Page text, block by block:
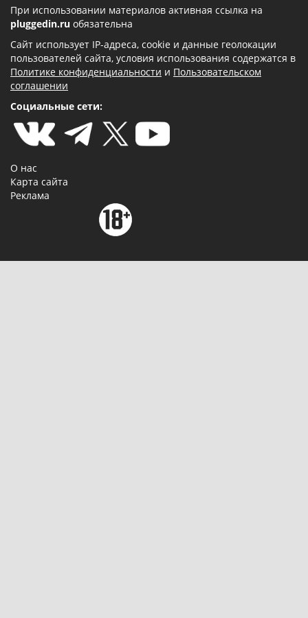
При использовании материалов активная ссылка на
pluggedin.ru обязательна
Сайт использует IP-адреса, cookie и данные геолокации
пользователей сайта, условия использования содержатся в
Политике конфиденциальности и Пользовательском
соглашении
Социальные сети:
О нас
Карта сайта
Реклама